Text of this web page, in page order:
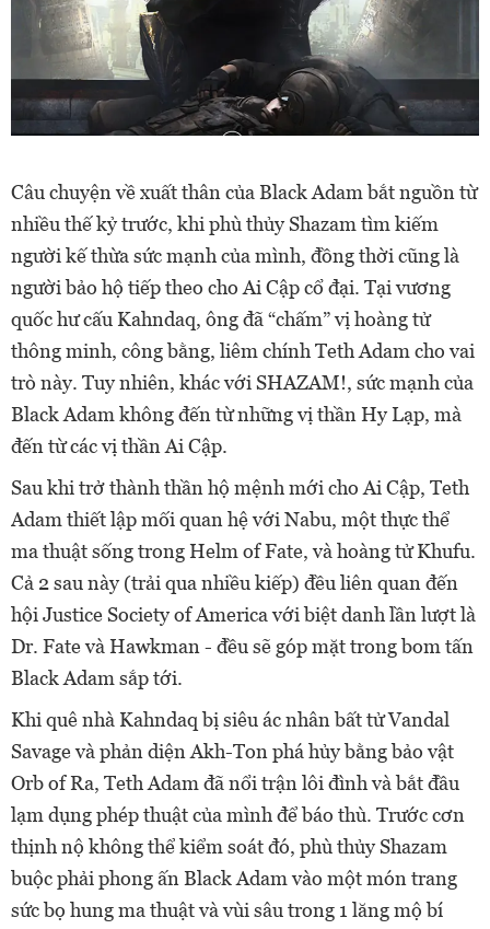
Câu chuyện về xuất thân của Black Adam bắt nguồn từ
nhiều thế kỷ trước, khi phù thủy Shazam tìm kiếm
người kế thừa sức mạnh của mình, đồng thời cũng là
người bảo hộ tiếp theo cho Ai Cập cổ đại. Tại vương
quốc hư cấu Kahndaq, ông đã “chấm” vị hoàng tử
thông minh, công bằng, liêm chính Teth Adam cho vai
trò này. Tuy nhiên, khác với SHAZAM!, sức mạnh của
Black Adam không đến từ những vị thần Hy Lạp, mà
đến từ các vị thần Ai Cập.
Sau khi trở thành thần hộ mệnh mới cho Ai Cập, Teth
Adam thiết lập mối quan hệ với Nabu, một thực thể
ma thuật sống trong Helm of Fate, và hoàng tử Khufu.
Cả 2 sau này (trải qua nhiều kiếp) đều liên quan đến
hội Justice Society of America với biệt danh lần lượt là
Dr. Fate và Hawkman - đều sẽ góp mặt trong bom tấn
Black Adam sắp tới.
Khi quê nhà Kahndaq bị siêu ác nhân bất tử Vandal
Savage và phản diện Akh-Ton phá hủy bằng bảo vật
Orb of Ra, Teth Adam đã nổi trận lôi đình và bắt đầu
lạm dụng phép thuật của mình để báo thù. Trước cơn
thịnh nộ không thể kiểm soát đó, phù thủy Shazam
buộc phải phong ấn Black Adam vào một món trang
sức bọ hung ma thuật và vùi sâu trong 1 lăng mộ bí